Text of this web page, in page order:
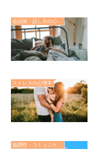
会話術・話し方の心理学
ストレスの心理学